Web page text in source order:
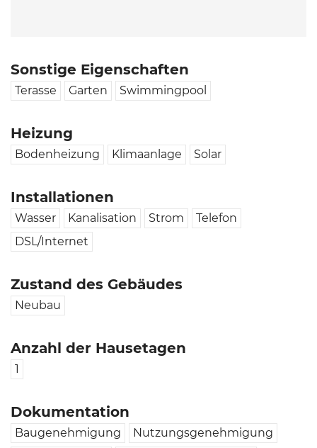
Sonstige Eigenschaften
Terasse Garten Swimmingpool
Heizung
Bodenheizung Klimaanlage Solar
Installationen
Wasser Kanalisation Strom
Telefon
DSL/Internet
Zustand des Gebäudes
Neubau
Anzahl der Hausetagen
1
Dokumentation
Baugenehmigung
Nutzungsgenehmigung